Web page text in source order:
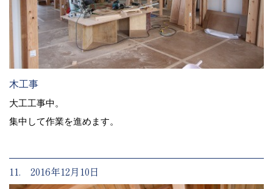
木工事
大工工事中。
集中して作業を進めます。
11. 2016年12月10日